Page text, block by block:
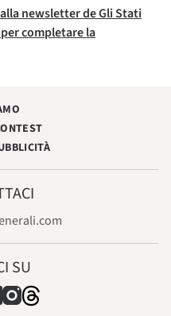
newsletter de Gli Stati
completare la
SU